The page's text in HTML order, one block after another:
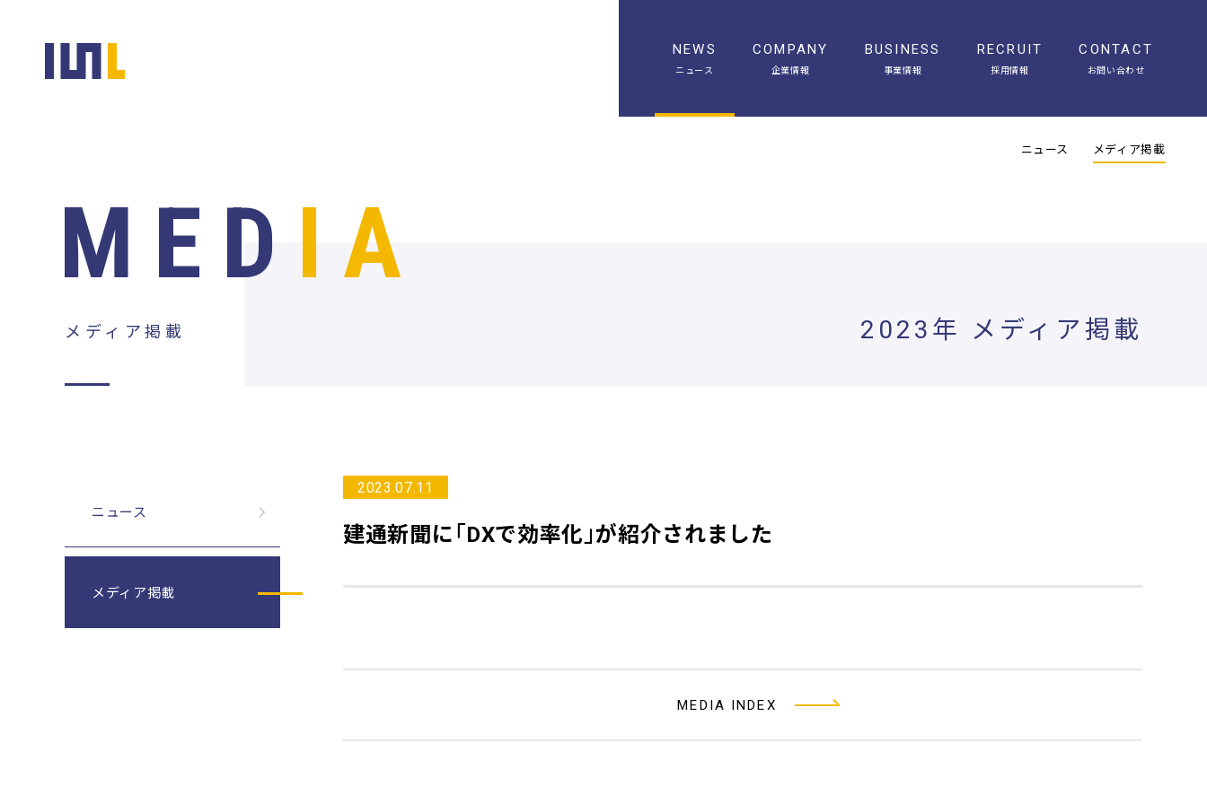
NEWS
ニュース
ニュース メディア掲載
COMPANY
企業情報
BUSINESS
事業情報
RECRUIT
採用情報
CONTACT
お問い合わせ
2023年 メディア掲載
MED IA
メディア掲載
ニュース
メディア掲載
2023.07.11
建通新聞に「DXで効率化」が紹介されました
MEDIA INDEX